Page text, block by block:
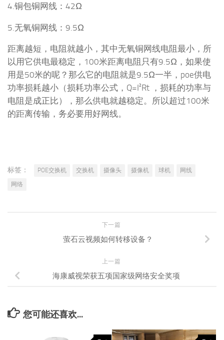
4.铜包铜网线：42Ω
5.无氧铜网线：9.5Ω
距离越短，电阻就越小，其中无氧铜网线电阻最小，所
以用它供电最稳定，100米距离电阻只有9.5Ω，如果使
用是50米的呢？那么它的电阻就是9.5Ω一半，poe供电
功率损耗越小（损耗功率公式，Q=I²Rt ，损耗的功率与
电阻是成正比），那么供电就越稳定。所以超过100米
的距离传输，务必要用好网线。
标签： POE交换机 交换机 摄像头 摄像机 球机
网线
网络
下一篇
萤石云视频如何转移设备？
上一篇
海康威视荣获五项国家级网络安全奖项
您可能还喜欢...